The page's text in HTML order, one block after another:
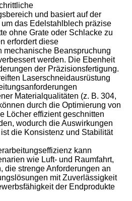
und basiert auf der
das Edelstahlblech präzise
ohne Grate oder Schlacke zu
erfordert diese
mechanische Beanspruchung
werden. Die Ebenheit
der Präzisionsfertigung.
Laserschneidausrüstung
Materialqualitäten (z. B. 304,
durch die Optimierung von
Löcher effizient geschnitten
wodurch die Auswirkungen
die Konsistenz und Stabilität
kann
wie Luft- und Raumfahrt,
die strenge Anforderungen an
mit Zuverlässigkeit
der Endprodukte